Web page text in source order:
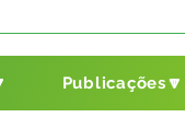
Publicações🔽